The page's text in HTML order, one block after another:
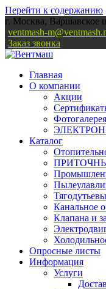
Перейти к содержанию
г. Москва, Варшавское
ventmash-
Заказ звонка
Главная
О компании
Акции
Фотогалерея
Каталог
Канальное
Клапана и
Опросные листы
Информация
Услуги